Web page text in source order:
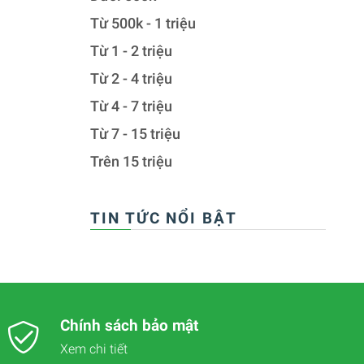
Từ 500k - 1 triệu
Từ 1 - 2 triệu
Từ 2 - 4 triệu
Từ 4 - 7 triệu
Từ 7 - 15 triệu
Trên 15 triệu
TIN TỨC NỔI BẬT
Chính sách bảo mật
Xem chi tiết